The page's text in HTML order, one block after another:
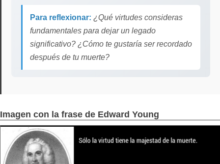
Para reflexionar: ¿Qué virtudes consideras
fundamentales para dejar un legado
significativo? ¿Cómo te gustaría ser recordado
después de tu muerte?
Imagen con la frase de Edward Young